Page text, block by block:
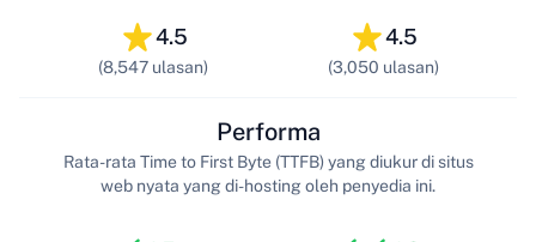
4.5
(8,547 ulasan)
4.5
(3,050 ulasan)
Performa
Rata-rata Time to First Byte (TTFB) yang diukur di situs
web nyata yang di-hosting oleh penyedia ini.